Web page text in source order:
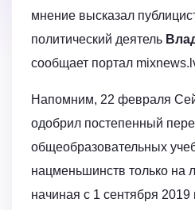
мнение высказал
политический деятель
сообщает портал
Напомним, 22 февраля
одобрил постепенный
общеобразовательных
нацменьшинств только
начиная с 1 сентября